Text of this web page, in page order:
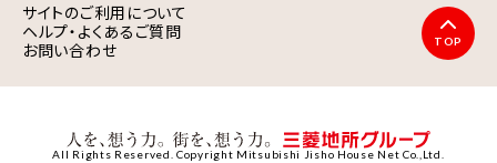
サイトのご利用について
ヘルプ・よくあるご質問
お問い合わせ
TOP
All Rights Reserved. Copyright Mitsubishi Jisho House Net Co.,Ltd.